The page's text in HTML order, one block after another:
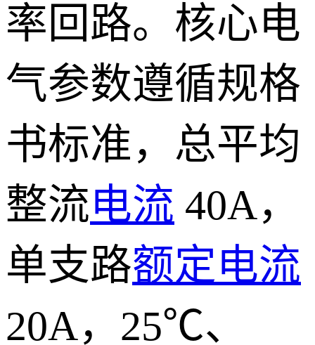
率回路。核心电
气参数遵循规格
书标准，总平均
整流电流 40A，
单支路额定电流
20A，25℃、